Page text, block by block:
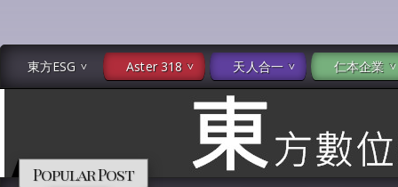
東方ESG Aster 318 天人合一 仁本企業
Popular Post